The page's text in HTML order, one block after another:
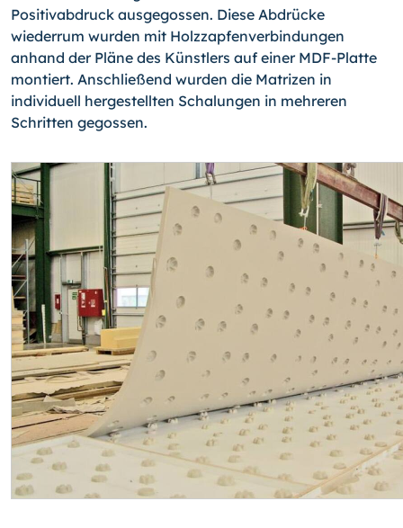
Posi­tivabdruck ausgegossen. Diese Abdrücke
wiederrum wurden mit Holzzapfenverbindun­gen
anhand der Pläne des Künstlers auf einer MDF-Platte
montiert. Anschließend wur­den die Matrizen in
individuell hergestellten Schalungen in mehreren
Schritten gegos­sen.